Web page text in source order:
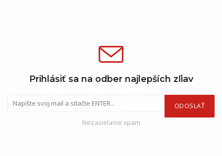
Prihlásiť sa na odber najlepších zľiav
ODOSLAŤ
Nezasielame spam